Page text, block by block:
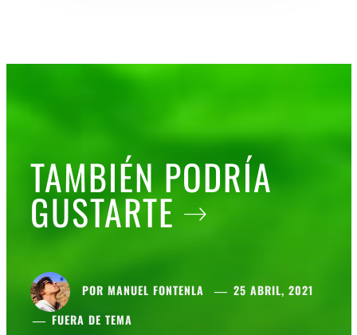
TAMBIÉN PODRÍA
GUSTARTE
POR MANUEL FONTENLA
25 ABRIL, 2021
FUERA DE TEMA